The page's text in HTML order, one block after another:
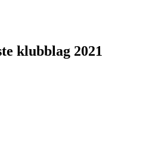
klubblag 2021